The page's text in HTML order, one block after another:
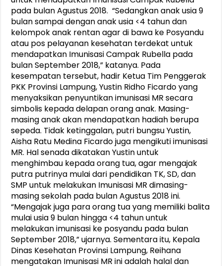
pada bulan Agustus 2018. “Sedangkan anak usia 9
bulan sampai dengan anak usia <4 tahun dan
kelompok anak rentan agar di bawa ke Posyandu
atau pos pelayanan kesehatan terdekat untuk
mendapatkan Imunisasi Campak Rubella pada
bulan September 2018,” katanya. Pada
kesempatan tersebut, hadir Ketua Tim Penggerak
PKK Provinsi Lampung, Yustin Ridho Ficardo yang
menyaksikan penyuntikan imunisasi MR secara
simbolis kepada delapan orang anak. Masing-
masing anak akan mendapatkan hadiah berupa
sepeda. Tidak ketinggalan, putri bungsu Yustin,
Aisha Ratu Medina Ficardo juga mengikuti imunisasi
MR. Hal senada dikatakan Yustin untuk
menghimbau kepada orang tua, agar mengajak
putra putrinya mulai dari pendidikan TK, SD, dan
SMP untuk melakukan Imunisasi MR dimasing-
masing sekolah pada bulan Agustus 2018 ini.
“Mengajak juga para orang tua yang memiliki balita
mulai usia 9 bulan hingga <4 tahun untuk
melakukan imunisasi ke posyandu pada bulan
September 2018,” ujarnya. Sementara itu, Kepala
Dinas Kesehatan Provinsi Lampung, Reihana
mengatakan Imunisasi MR ini adalah halal dan